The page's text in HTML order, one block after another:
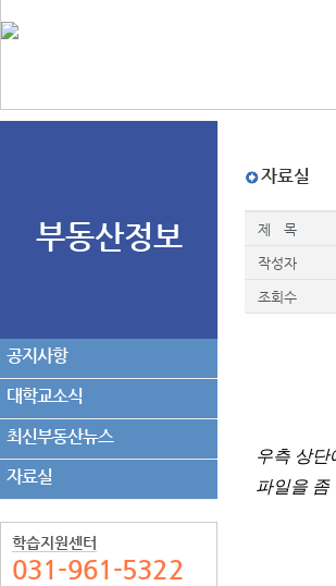
부동산정보
공지사항
대학교소식
최신부동산뉴스
자료실
학습지원센터
031-961-5322
자료실
제 목
작성자
조회수
우측 상단
파일을 좀